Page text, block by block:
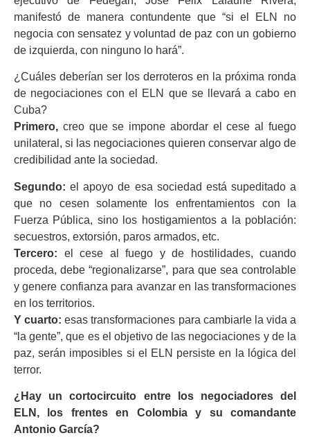
manifestó de manera contundente que “si el ELN no
negocia con sensatez y voluntad de paz con un gobierno
de izquierda, con ninguno lo hará”.
¿Cuáles deberían ser los derroteros en la próxima ronda
de negociaciones con el ELN que se llevará a cabo en
Cuba?
Primero, creo que se impone abordar el cese al fuego
unilateral, si las negociaciones quieren conservar algo de
credibilidad ante la sociedad.
Segundo: el apoyo de esa sociedad está supeditado a
que no cesen solamente los enfrentamientos con la
Fuerza Pública, sino los hostigamientos a la población:
secuestros, extorsión, paros armados, etc.
Tercero: el cese al fuego y de hostilidades, cuando
proceda, debe “regionalizarse”, para que sea controlable
y genere confianza para avanzar en las transformaciones
en los territorios.
Y cuarto: esas transformaciones para cambiarle la vida a
“la gente”, que es el objetivo de las negociaciones y de la
paz, serán imposibles si el ELN persiste en la lógica del
terror.
¿Hay un cortocircuito entre los negociadores del
ELN, los frentes en Colombia y su comandante
Antonio García?